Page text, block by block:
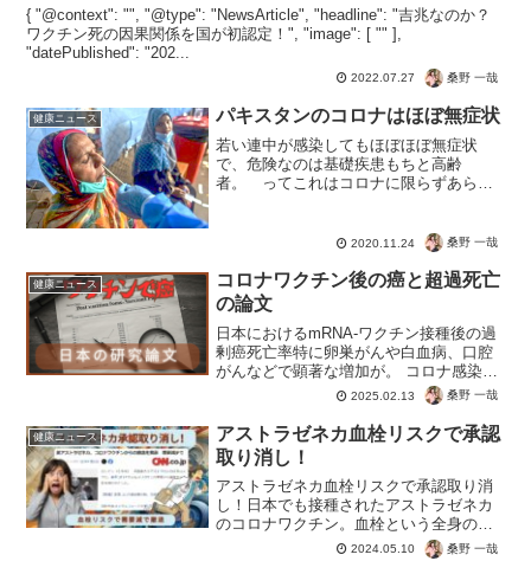
{ "@context": "", "@type": "NewsArticle", "headline": "吉兆なのか？
ワクチン死の因果関係を国が初認定！", "image": [ "" ],
"datePublished": "202...
2022.07.27 桑野 一哉
健康ニュース パキスタンのコロナはほぼ無症状
若い連中が感染してもほぼほぼ無症状
で、危険なのは基礎疾患もちと高齢
者。 ってこれはコロナに限らずあらゆ
度なんでしょう。平均年齢低いと問題に
ならない。コロナ感染者９５％が...
2020.11.24 桑野 一哉
健康ニュース
コロナワクチン後の癌と超過死亡
の論文
日本におけるmRNA-ワクチン接種後の過
剰癌死亡率特に卵巣がんや白血病、口腔
がんなどで顕著な増加が。 コロナ感染で
癌が増える医学的根拠はないのに、なぜ
かワクチン接種後に急増したんですよ
ね。#コロナワクチン #癌 #超過死亡 #PR
#AI ...
2025.02.13 桑野 一哉
健康ニュース
アストラゼネカ血栓リスクで承認
取り消し！
アストラゼネカ血栓リスクで承認取り消
し！日本でも接種されたアストラゼネカ
のコロナワクチン。血栓という全身の血
液に影響を及ぼす副反応は確認済み。感
2024.05.10 桑野 一哉